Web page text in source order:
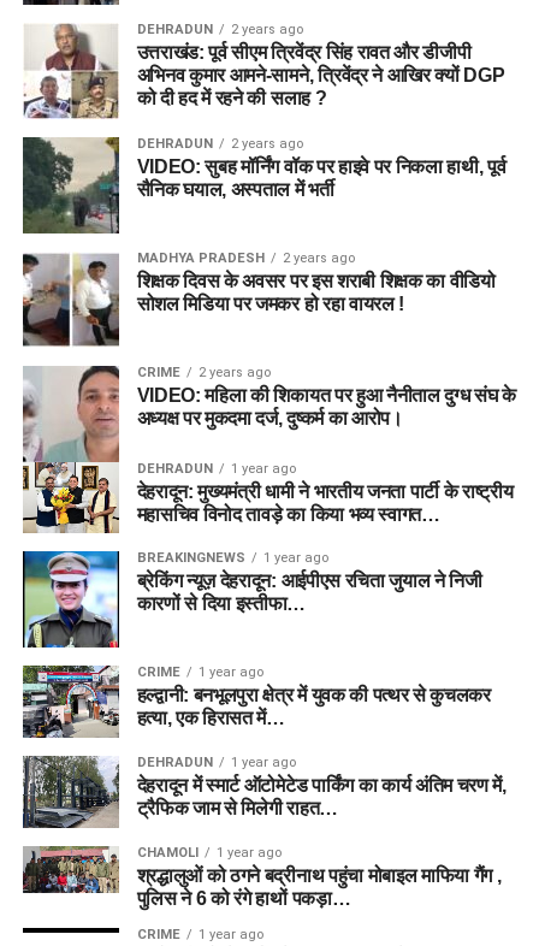
DEHRADUN 2 years ago
उत्तराखंड: पूर्व सीएम त्रिवेंद्र सिंह रावत और डीजीपी
अभिनव कुमार आमने-सामने, त्रिवेंद्र ने आखिर क्यों DGP
को दी हद में रहने की सलाह ?
DEHRADUN 2 years ago
VIDEO: सुबह मॉर्निंग वॉक पर हाइवे पर निकला हाथी, पूर्व
सैनिक घयाल, अस्पताल में भर्ती
MADHYA PRADESH 2 years ago
शिक्षक दिवस के अवसर पर इस शराबी शिक्षक का वीडियो
सोशल मिडिया पर जमकर हो रहा वायरल !
CRIME 2 years ago
VIDEO: महिला की शिकायत पर हुआ नैनीताल दुग्ध संघ के
अध्यक्ष पर मुकदमा दर्ज, दुष्कर्म का आरोप।
DEHRADUN 1 year ago
देहरादून: मुख्यमंत्री धामी ने भारतीय जनता पार्टी के राष्ट्रीय
महासचिव विनोद तावड़े का किया भव्य स्वागत…
BREAKINGNEWS 1 year ago
ब्रेकिंग न्यूज़ देहरादून: आईपीएस रचिता जुयाल ने निजी
कारणों से दिया इस्तीफा…
CRIME 1 year ago
हल्द्वानी: बनभूलपुरा क्षेत्र में युवक की पत्थर से कुचलकर
हत्या, एक हिरासत में…
DEHRADUN 1 year ago
देहरादून में स्मार्ट ऑटोमेटेड पार्किंग का कार्य अंतिम चरण में,
ट्रैफिक जाम से मिलेगी राहत…
CHAMOLI 1 year ago
श्रद्धालुओं को ठगने बद्रीनाथ पहुंचा मोबाइल माफिया गैंग ,
पुलिस ने 6 को रंगे हाथों पकड़ा…
CRIME 1 year ago